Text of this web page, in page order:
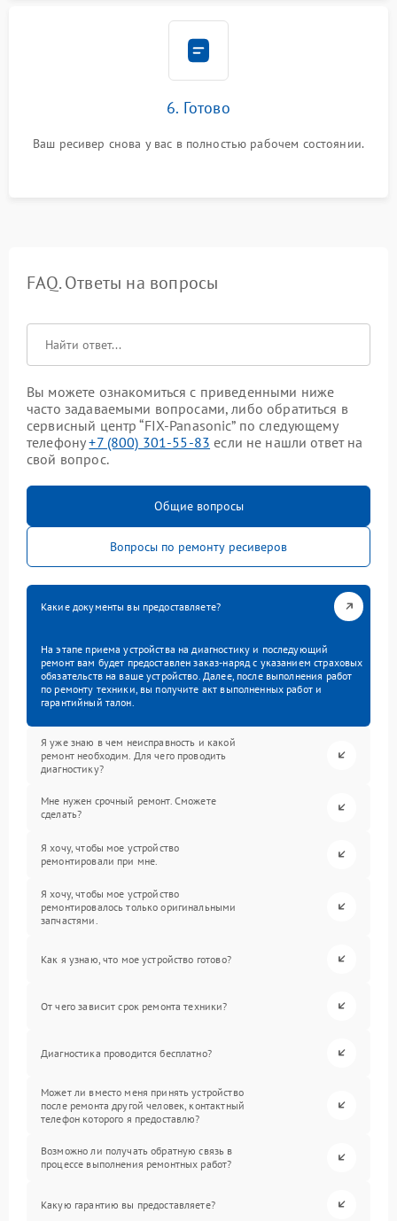
6. Готово
Ваш ресивер снова у вас в полностью рабочем состоянии.
FAQ. Ответы на вопросы
Вы можете ознакомиться с приведенными ниже
часто задаваемыми вопросами, либо обратиться в
сервисный центр “FIX-Panasonic” по следующему
телефону+7 (800) 301-55-83 если не нашли ответ на
свой вопрос.
Общие вопросы
Вопросы по ремонту ресиверов
Какие документы вы предоставляете?
На этапе приема устройства на диагностику и последующий
ремонт вам будет предоставлен заказ-наряд с указанием страховых
обязательств на ваше устройство. Далее, после выполнения работ
по ремонту техники, вы получите акт выполненных работ и
гарантийный талон.
Я уже знаю в чем неисправность и какой
ремонт необходим. Для чего проводить
диагностику?
Мне нужен срочный ремонт. Сможете
сделать?
Я хочу, чтобы мое устройство
ремонтировали при мне.
Я хочу, чтобы мое устройство
ремонтировалось только оригинальными
запчастями.
Как я узнаю, что мое устройство готово?
От чего зависит срок ремонта техники?
Диагностика проводится бесплатно?
Может ли вместо меня принять устройство
после ремонта другой человек, контактный
телефон которого я предоставлю?
Возможно ли получать обратную связь в
процессе выполнения ремонтных работ?
Какую гарантию вы предоставляете?